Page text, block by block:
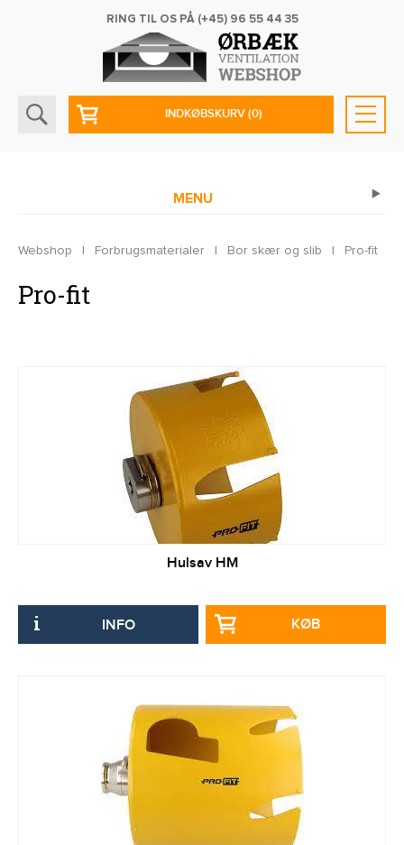
RING TIL OS PÅ (+45) 96 55 44 35
INDKØBSKURV(0)
MENU
Webshop | Forbrugsmaterialer | Bor skær og slib | Pro-fit
Pro-fit
Hulsav HM
INFO KØB